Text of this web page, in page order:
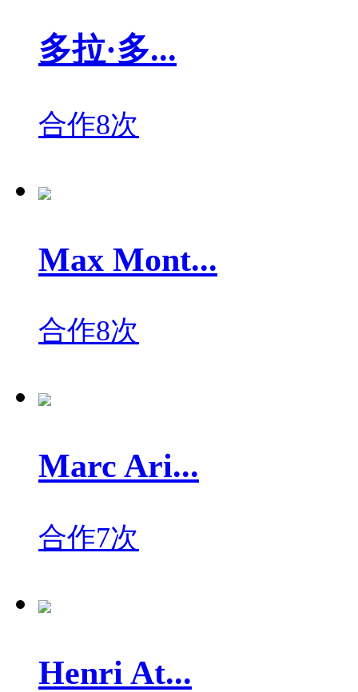
多拉·多...
合作8次
Max Mont...
合作8次
Marc Ari...
合作7次
Henri At...